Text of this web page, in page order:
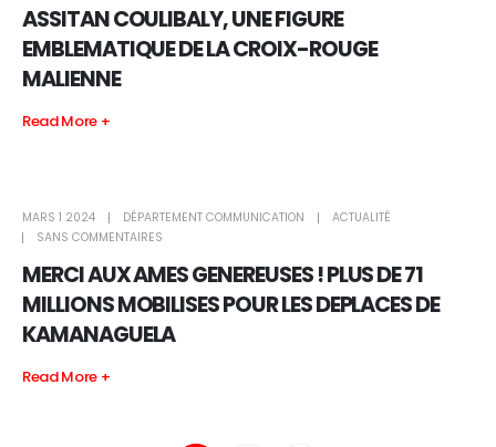
ASSITAN COULIBALY, UNE FIGURE
EMBLEMATIQUE DE LA CROIX-ROUGE
MALIENNE
Read More +
MARS 1 2024 DÉPARTEMENT COMMUNICATION
ACTUALITÉ
SANS COMMENTAIRES
MERCI AUX AMES GENEREUSES ! PLUS DE 71
MILLIONS MOBILISES POUR LES DEPLACES DE
KAMANAGUELA
Read More +